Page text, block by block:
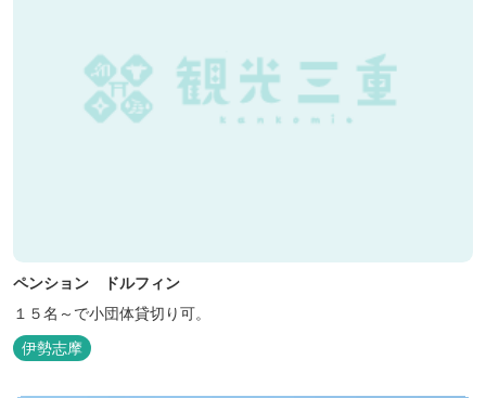
ペンション ドルフィン
１５名～で小団体貸切り可。
伊勢志摩